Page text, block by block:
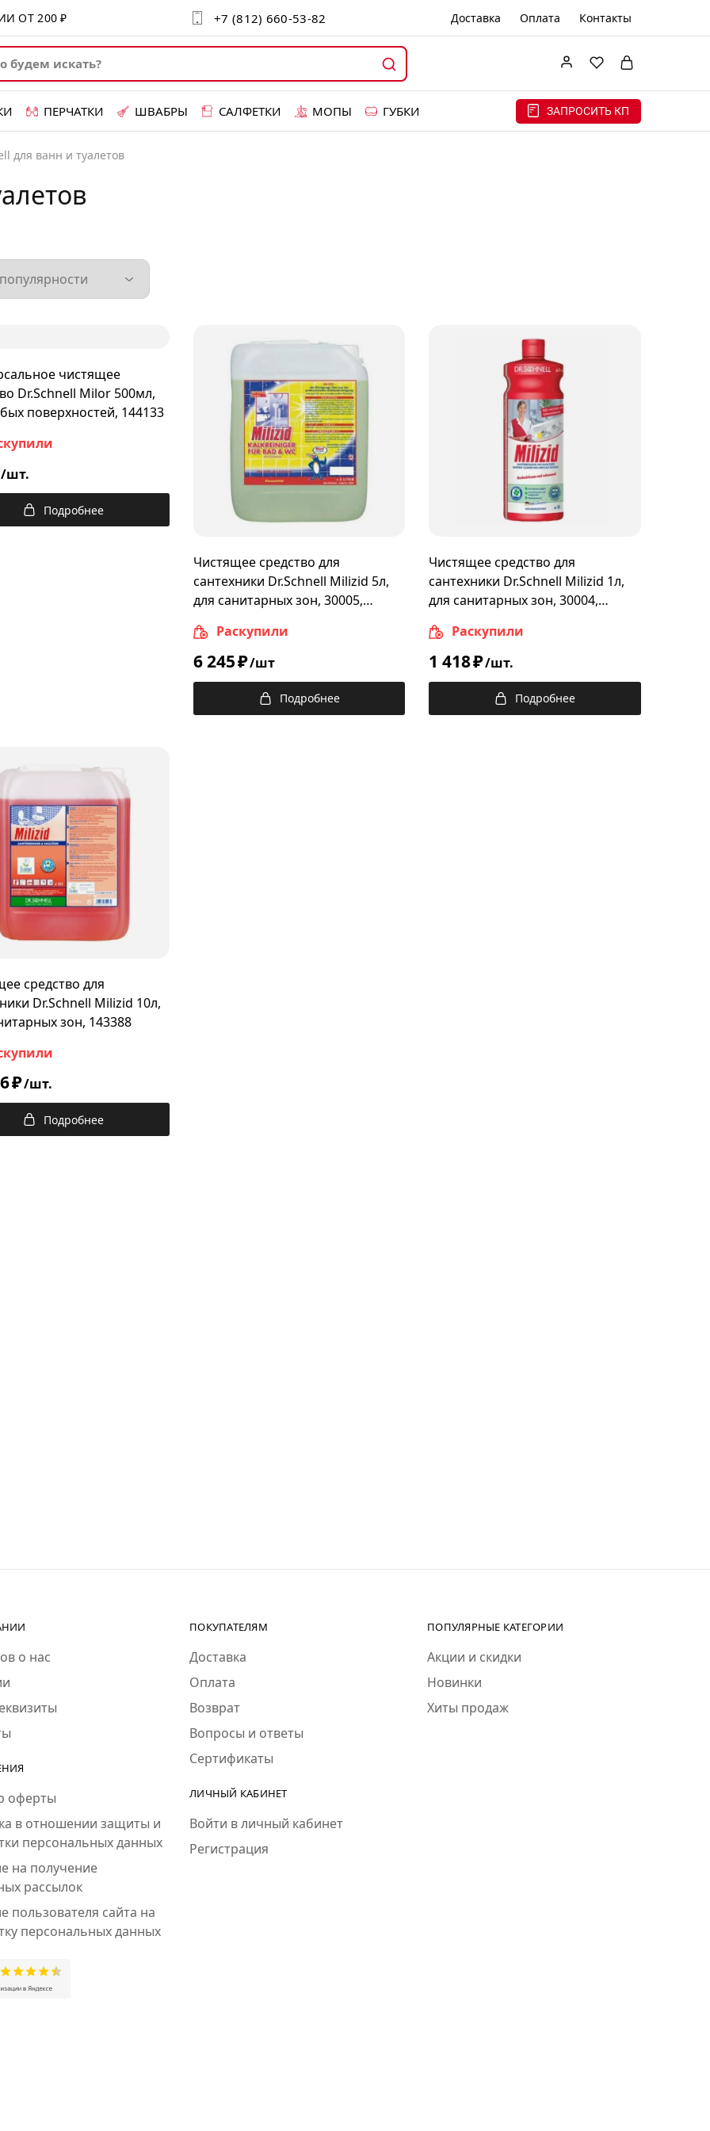
ОТ200 ₽ +7 (812) 660-53-82 Доставка Оплата Контакты
ПЕРЧАТКИ ШВАБРЫ САЛФЕТКИ МОПЫ ГУБКИ ЗАПРОСИТЬ КП
для ванн и туалетов
чистящее
Dr.Schnell Milor 500мл,
поверхностей, 144133
/шт.
Подробнее
Чистящее средство для
сантехники Dr.Schnell Milizid 5л,
для санитарных зон, 30005,
Раскупили
6 245₽/шт
Подробнее
Чистящее средство для
сантехники Dr.Schnell Milizid 1л,
для санитарных зон, 30004,
Раскупили
1 418₽/шт.
Подробнее
средство для
Dr.Schnell Milizid 10л,
зон, 143388
₽/шт.
Подробнее
о нас
оферты
в отношении защиты и
персональных данных
на получение
рассылок
пользователя сайта на
персональных данных
ПОКУПАТЕЛЯМ
Доставка
Оплата
Возврат
Вопросы и ответы
Сертификаты
ЛИЧНЫЙ КАБИНЕТ
Войти в личный кабинет
Регистрация
ПОПУЛЯРНЫЕ КАТЕГОРИИ
Акции и скидки
Новинки
Хиты продаж